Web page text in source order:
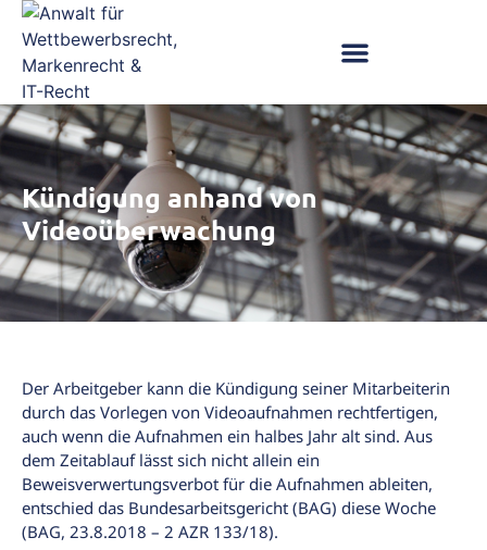
Kündigung anhand von
Videoüberwachung
Der Arbeitgeber kann die Kündigung seiner Mitarbeiterin
durch das Vorlegen von Videoaufnahmen rechtfertigen,
auch wenn die Aufnahmen ein halbes Jahr alt sind. Aus
dem Zeitablauf lässt sich nicht allein ein
Beweisverwertungsverbot für die Aufnahmen ableiten,
entschied das Bundesarbeitsgericht (BAG) diese Woche
(BAG, 23.8.2018 – 2 AZR 133/18).